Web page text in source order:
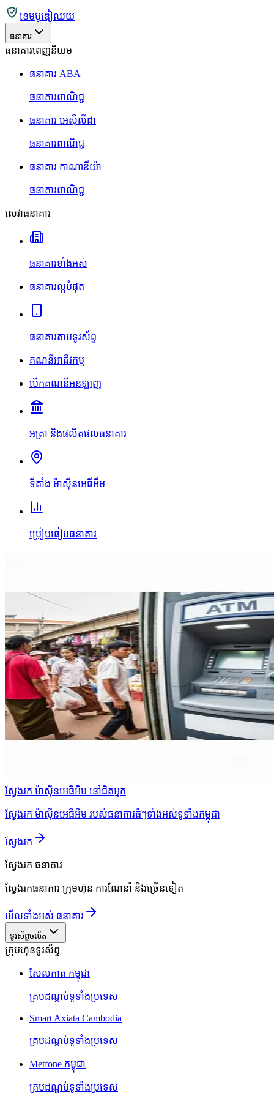
ខេមបូឌៀឈយ
ធនាគារ
ធនាគារពេញនិយម
ធនាគារ ABA
ធនាគារពាណិជ្ជ
ធនាគារ អេស៊ីលីដា
ធនាគារពាណិជ្ជ
ធនាគារ កាណាឌីយ៉ា
ធនាគារពាណិជ្ជ
សេវាធនាគារ
ធនាគារទាំងអស់
ធនាគារល្អបំផុត
ធនាគារតាមទូរស័ព្ទ
គណនីអាជីវកម្ម
បើកគណនីអនឡាញ
អត្រា និងផលិតផលធនាគារ
ទីតាំង ម៉ាស៊ីនអេធីអឹម
ប្រៀបធៀបធនាគារ
ស្វែងរក ម៉ាស៊ីនអេធីអឹម នៅជិតអ្នក
ស្វែងរក ម៉ាស៊ីនអេធីអឹម របស់ធនាគារធំៗទាំងអស់ទូទាំងកម្ពុជា
ស្វែងរក
ស្វែងរក ធនាគារ
ស្វែងរកធនាគារ ក្រុមហ៊ុន ការណែនាំ និងច្រើនទៀត
មើលទាំងអស់ ធនាគារ
ទូរស័ព្ទចល័ត
ក្រុមហ៊ុនទូរស័ព្ទ
សែលកាត កម្ពុជា
គ្របដណ្តប់ទូទាំងប្រទេស
Smart Axiata Cambodia
គ្របដណ្តប់ទូទាំងប្រទេស
Metfone កម្ពុជា
គ្របដណ្តប់ទូទាំងប្រទេស